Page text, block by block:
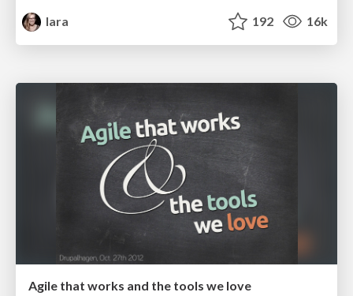
lara
192 16k
Agile that works and the tools we love